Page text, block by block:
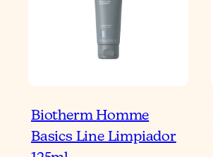
Biotherm Homme
Basics Line Limpiador